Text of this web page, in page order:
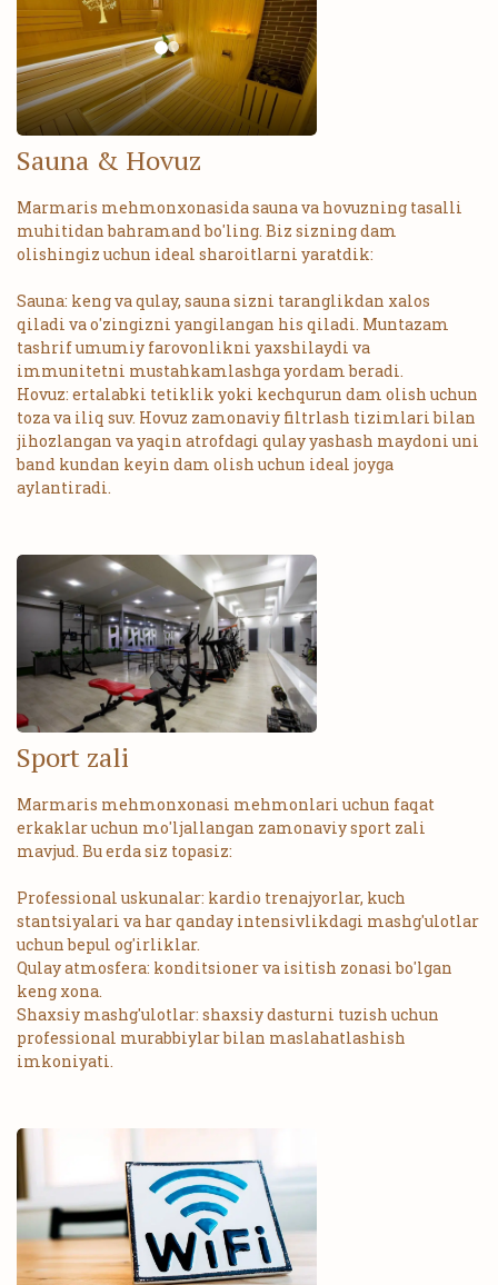
Sauna & Hovuz
Marmaris mehmonxonasida sauna va hovuzning tasalli
muhitidan bahramand bo'ling. Biz sizning dam
olishingiz uchun ideal sharoitlarni yaratdik:
Sauna: keng va qulay, sauna sizni taranglikdan xalos
qiladi va o'zingizni yangilangan his qiladi. Muntazam
tashrif umumiy farovonlikni yaxshilaydi va
immunitetni mustahkamlashga yordam beradi.
Hovuz: ertalabki tetiklik yoki kechqurun dam olish uchun
toza va iliq suv. Hovuz zamonaviy filtrlash tizimlari bilan
jihozlangan va yaqin atrofdagi qulay yashash maydoni uni
band kundan keyin dam olish uchun ideal joyga
aylantiradi.
Sport zali
Marmaris mehmonxonasi mehmonlari uchun faqat
erkaklar uchun mo'ljallangan zamonaviy sport zali
mavjud. Bu erda siz topasiz:
Professional uskunalar: kardio trenajyorlar, kuch
stantsiyalari va har qanday intensivlikdagi mashg'ulotlar
uchun bepul og'irliklar.
Qulay atmosfera: konditsioner va isitish zonasi bo'lgan
keng xona.
Shaxsiy mashg'ulotlar: shaxsiy dasturni tuzish uchun
professional murabbiylar bilan maslahatlashish
imkoniyati.